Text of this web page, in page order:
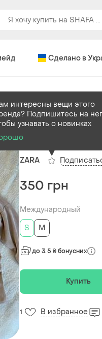
Сделано в
В наличии1 шт
Сорочка
ZARA
интересны вещи этого
Подпишитесь на
узнавать о новинках
350 грн
Международный
S
M
до 3.5 ₴ бонусних
Купить
1 В избранное